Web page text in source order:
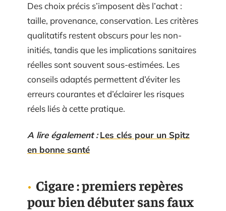
Des choix précis s’imposent dès l’achat :
taille, provenance, conservation. Les critères
qualitatifs restent obscurs pour les non-
initiés, tandis que les implications sanitaires
réelles sont souvent sous-estimées. Les
conseils adaptés permettent d’éviter les
erreurs courantes et d’éclairer les risques
réels liés à cette pratique.
A lire également : Les clés pour un Spitz
en bonne santé
Cigare : premiers repères
pour bien débuter sans faux